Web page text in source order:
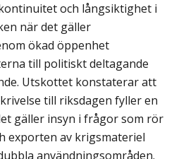
och långsiktighet i
när det gäller
ökad öppenhet
till politiskt deltagande
Utskottet konstaterar att
till riksdagen fyller en
gäller insyn i frågor som rör
exporten av krigsmateriel
användningsområden.